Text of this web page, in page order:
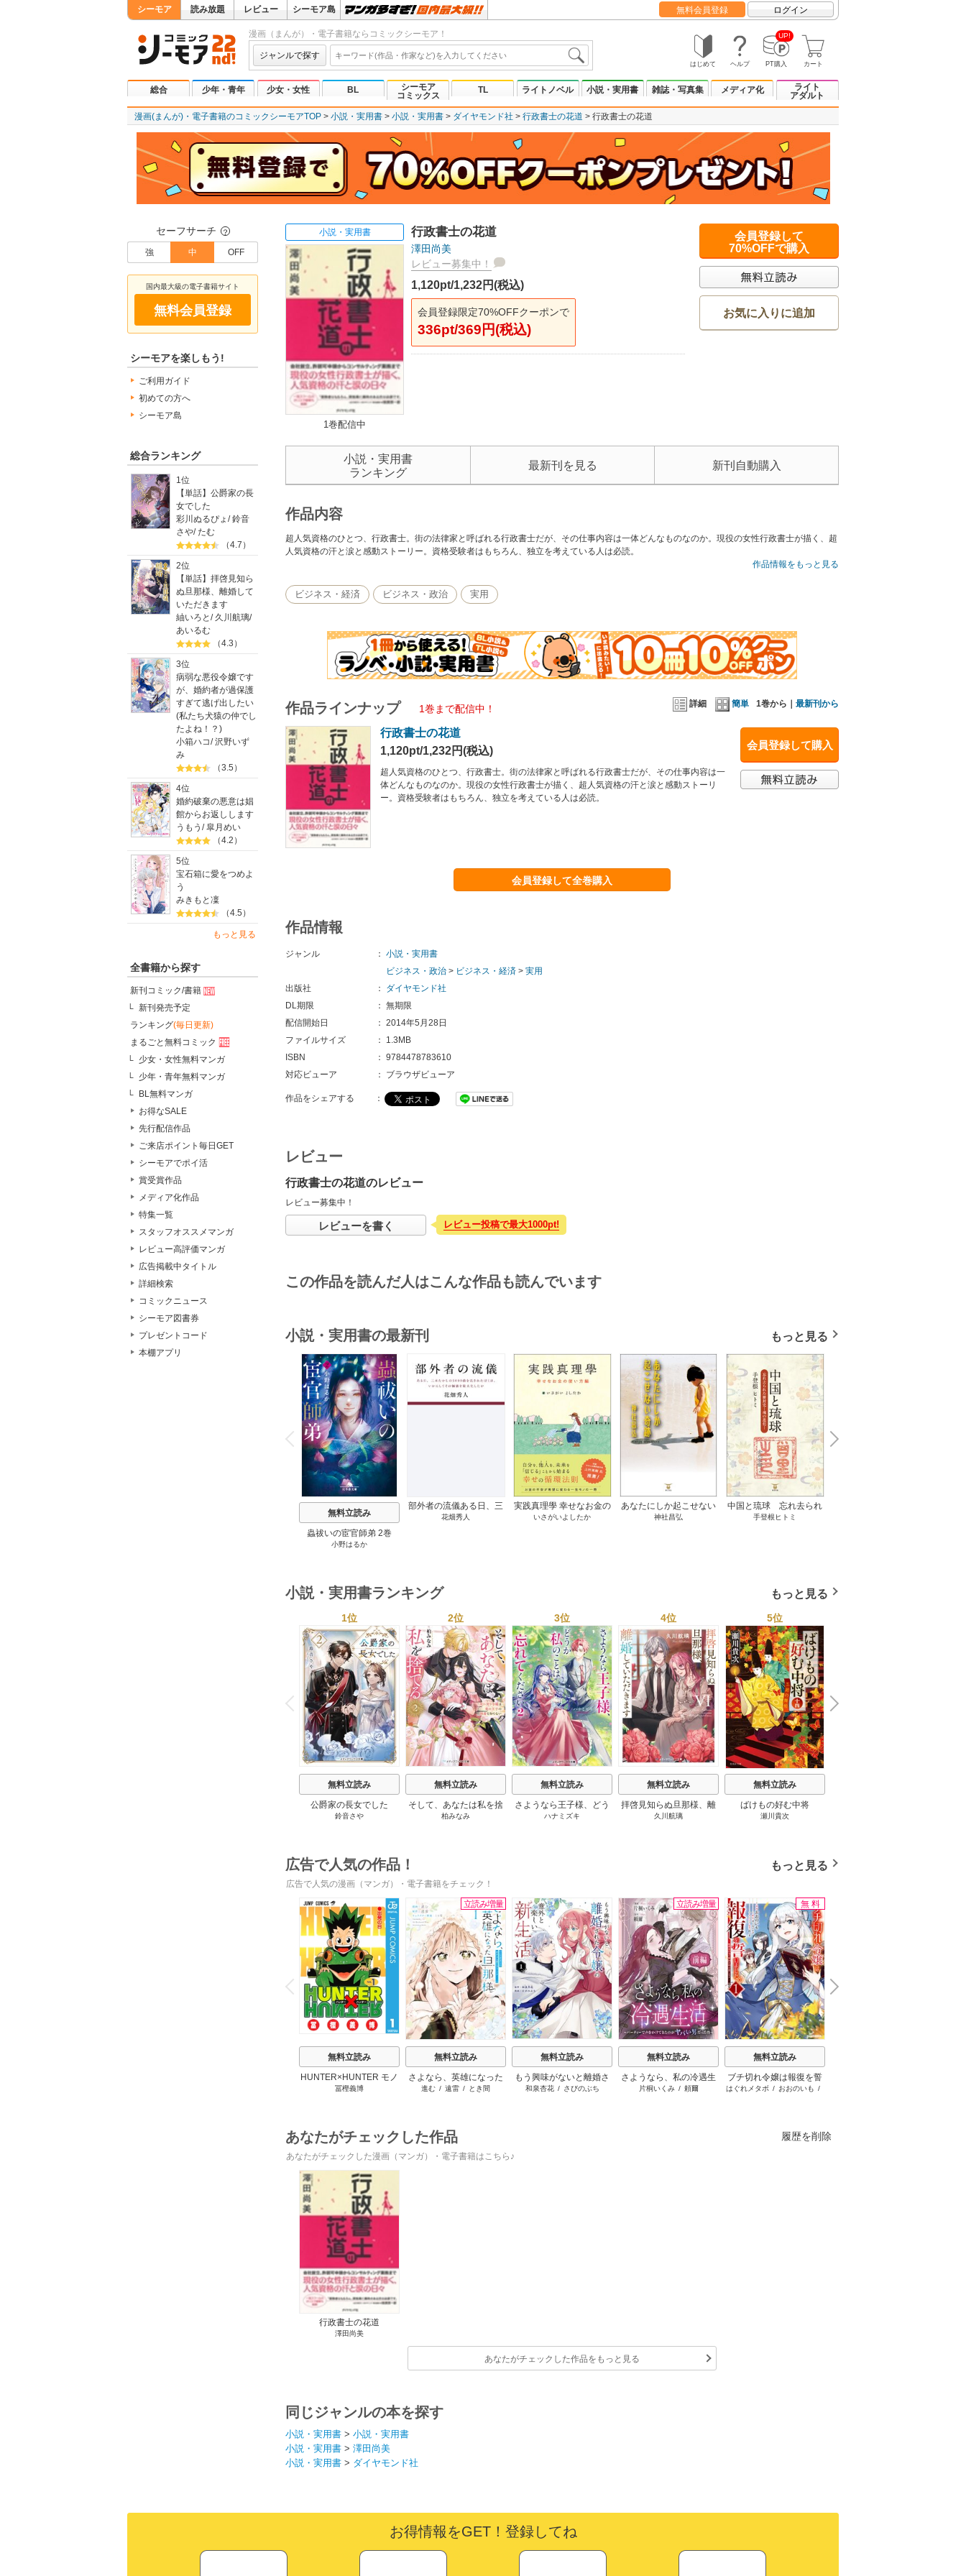
シーモア 読み放題 レビュー シーモア島 無料会員登録 ログイン
漫画（まんが）・電子書籍ならコミックシーモア！
ジャンルで探す
はじめて ヘルプ
UP!
PT購入 カート
総合 少年・青年 少女・女性 BL
シーモア
コミックス
TL ライトノベル 小説・実用書 雑誌・写真集 メディア化
ライト
アダルト
漫画(まんが)・電子書籍のコミックシーモアTOP 小説・実用書 小説・実用書 ダイヤモンド社 行政書士の花道 行政書士の花道
セーフサーチ ？
強 中 OFF
国内最大級の電子書籍サイト
無料会員登録
シーモアを楽しもう!
ご利用ガイド
初めての方へ
シーモア島
総合ランキング
1位
【単話】公爵家の長
女でした
彩川ぬるぴょ /鈴音
さや/たむ
（4.7）
2位
【単話】拝啓見知ら
ぬ旦那様、離婚して
いただきます
紬いろと / 久川航璃/
あいるむ
（4.3）
3位
病弱な悪役令嬢です
が、婚約者が過保護
すぎて逃げ出したい
(私たち犬猿の仲でし
たよね！？)
小箱ハコ/沢野いず
み
（3.5）
4位
婚約破棄の悪意は娼
館からお返しします
うもう /皐月めい
（4.2）
5位
宝石箱に愛をつめよ
う
みきもと凜
（4.5）
もっと見る
全書籍から探す
新刊コミック/書籍
新刊発売予定
ランキング(毎日更新)
まるごと無料コミック
少女・女性無料マンガ
少年・青年無料マンガ
BL無料マンガ
お得なSALE
先行配信作品
ご来店ポイント毎日GET
シーモアでポイ活
賞受賞作品
メディア化作品
特集一覧
スタッフオススメマンガ
レビュー高評価マンガ
広告掲載中タイトル
詳細検索
コミックニュース
シーモア図書券
プレゼントコード
本棚アプリ
小説・実用書
1巻配信中
行政書士の花道
澤田尚美
レビュー募集中！
1,120pt/1,232円(税込)
会員登録限定70%OFFクーポンで
336pt/369円(税込)
会員登録して
70%OFFで購入
お気に入りに追加
小説・実用書
ランキング
最新刊を見る 新刊自動購入
作品内容
超人気資格のひとつ、行政書士。街の法律家と呼ばれる行政書士だが、その仕事内容は一体どんなものなのか。現役の女性行政書士が描く、超
人気資格の汗と涙と感動ストーリー。資格受験者はもちろん、独立を考えている人は必読。
作品情報をもっと見る
ビジネス・経済 ビジネス・政治 実用
詳細 簡単 1巻から｜ 最新刊から
作品ラインナップ 1巻まで配信中！
会員登録して購入
行政書士の花道
1,120pt/1,232円(税込)
超人気資格のひとつ、行政書士。街の法律家と呼ばれる行政書士だが、その仕事内容は一
体どんなものなのか。現役の女性行政書士が描く、超人気資格の汗と涙と感動ストーリ
ー。資格受験者はもちろん、独立を考えている人は必読。
会員登録して全巻購入
作品情報
ジャンル ： 小説・実用書
ビジネス・政治 > ビジネス・経済 > 実用
出版社
：
ダイヤモンド社
DL期限
： 無期限
配信開始日
： 2014年5月28日
ファイルサイズ
：
1.3MB
ISBN
： 9784478783610
対応ビューア
： ブラウザビューア
作品をシェアする ：
レビュー
行政書士の花道のレビュー
レビュー募集中！
レビューを書く レビュー投稿で最大1000pt!
この作品を読んだ人はこんな作品も読んでいます
小説・実用書の最新刊 もっと見る
P
r
e
v
i
o
u
s
無料立読み
蟲祓いの宦官師弟 2巻
小野はるか
部外者の流儀ある日、三
木たかしの5000曲を託さ
花畑秀人
実践真理學 幸せなお金の
使い方編 1巻
いさがいよしたか
あなたにしか起こせない
奇跡 1巻
神社昌弘
中国と琉球 忘れ去られ
た冊封史―魂の進化― 1
手登根ヒトミ
N
e
x
t
小説・実用書ランキング もっと見る
P
r
e
v
i
o
u
s
1位
無料立読み
公爵家の長女でした
鈴音さや
2位
無料立読み
そして、あなたは私を捨
てる
柏みなみ
3位
無料立読み
さようなら王子様、どう
か私のことは忘れてくだ
ハナミズキ
4位
無料立読み
拝啓見知らぬ旦那様、離
婚していただきます
久川航璃
5位
無料立読み
ばけもの好む中将
瀬川貴次
N
e
x
t
広告で人気の作品！ もっと見る
広告で人気の漫画（マンガ）・電子書籍をチェック！
P
r
e
v
i
o
u
s
無料立読み
HUNTER×HUNTER モノ
クロ版
冨樫義博
立読み増量
無料立読み
さよなら、英雄になった
旦那様 ～ただ祈るだけ
進む / 遠雷 / とき間
無料立読み
もう興味がないと離婚さ
れた令嬢の意外と楽しい
和泉杏花/ さびのぶち
立読み増量
無料立読み
さようなら、私の冷遇生
活 ～パーティーで声をか
片桐いくみ/ 頼爾
無料
無料立読み
ブチ切れ令嬢は報復を誓
いました。
はぐれメタボ / おおのいも /
N
e
x
t
あなたがチェックした作品 履歴を削除
あなたがチェックした漫画（マンガ）・電子書籍はこちら♪
行政書士の花道
澤田尚美
あなたがチェックした作品をもっと見る
同じジャンルの本を探す
小説・実用書 > 小説・実用書
小説・実用書 > 澤田尚美
小説・実用書 > ダイヤモンド社
お得情報をGET！登録してね